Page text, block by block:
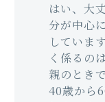
はい、大
分が中心
していま
く係るの
親のとき
40歳から